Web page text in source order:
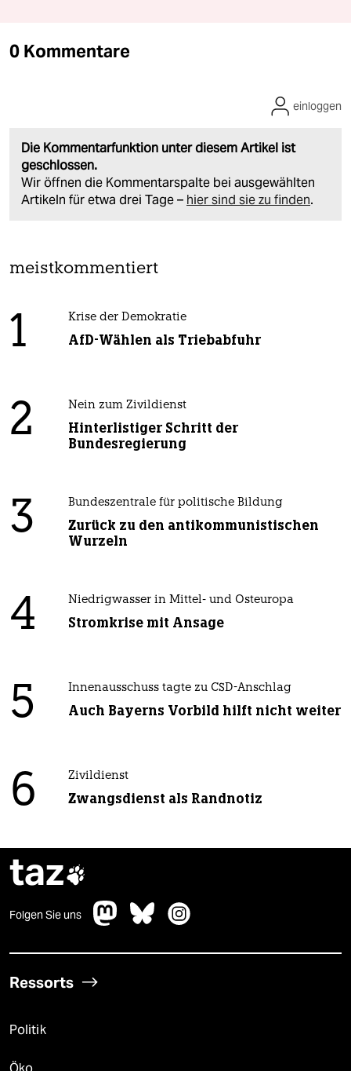
0 Kommentare
Die Kommentarfunktion unter diesem Artikel ist
geschlossen.
Wir öffnen die Kommentarspalte bei ausgewählten
Artikeln für etwa drei Tage – hier sind sie zu finden.
einloggen
meistkommentiert
1 Krise der Demokratie
AfD-Wählen als Triebabfuhr
2 Nein zum Zivildienst
Hinterlistiger Schritt der
Bundesregierung
3 Bundeszentrale für politische Bildung
Zurück zu den antikommunistischen
Wurzeln
4 Niedrigwasser in Mittel- und Osteuropa
Stromkrise mit Ansage
5 Innenausschuss tagte zu CSD-Anschlag
Auch Bayerns Vorbild hilft nicht weiter
6 Zivildienst
Zwangsdienst als Randnotiz
taz
Folgen Sie uns
Ressorts
Politik